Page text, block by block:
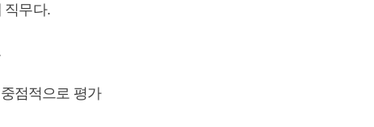
직무다.
점적으로 평가